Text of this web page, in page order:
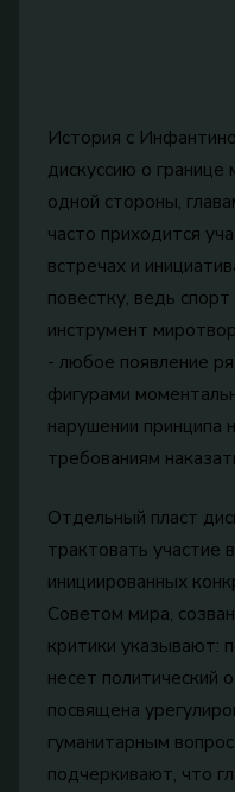
История с
дискуссию о
одной стороны,
часто приходится
встречах и
повестку, ведь
инструмент
- любое появление
фигурами
нарушении принципа
требованиям
Отдельный пласт
трактовать участие
инициированных
Советом мира,
критики указывают:
несет политический
посвящена
гуманитарным
подчеркивают, что